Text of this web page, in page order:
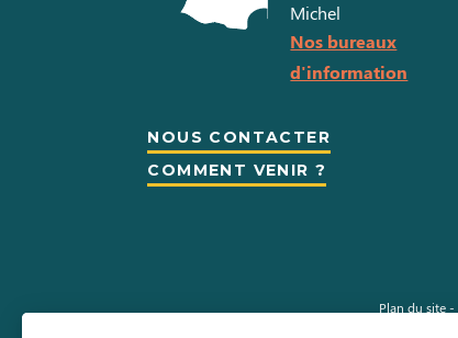
Michel
Nos bureaux
d'information
NOUS CONTACTER
COMMENT VENIR ?
Plan du site-